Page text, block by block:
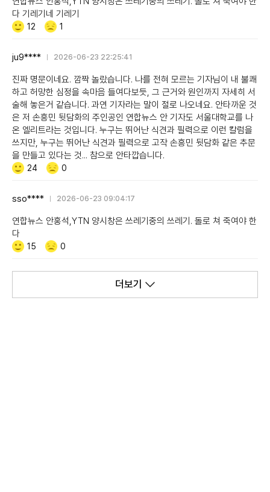
다 기레기네 기레기
Like/Dislike
공
12
비
1
ju9**** 2026-06-23 22:25:41
진짜 명문이네요. 깜짝 놀랐습니다. 나를 전혀 모르는 기자님이 내 불쾌
하고 허망한 심정을 속마음 들여다보듯, 그 근거와 원인까지 자세히 서
술해 놓은거 같습니다. 과연 기자라는 말이 절로 나오네요. 안타까운 것
은 저 손흥민 뒷담화의 주인공인 연합뉴스 안 기자도 서울대학교를 나
온 엘리트라는 것입니다. 누구는 뛰어난 식견과 필력으로 이런 칼럼을
쓰지만, 누구는 뛰어난 식견과 필력으로 고작 손흥민 뒷담화 같은 추문
을 만들고 있다는 것... 참으로 안타깝습니다.
Like/Dislike
공
24
비
0
sso**** 2026-06-23 09:04:17
연합뉴스 안홍석,YTN 양시창은 쓰레기중의 쓰레기. 돌로 쳐 죽여야 한
다
Like/Dislike
공
15
비
감
0
더보기